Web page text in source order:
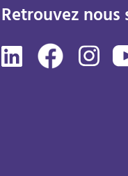
Retrouvez nous